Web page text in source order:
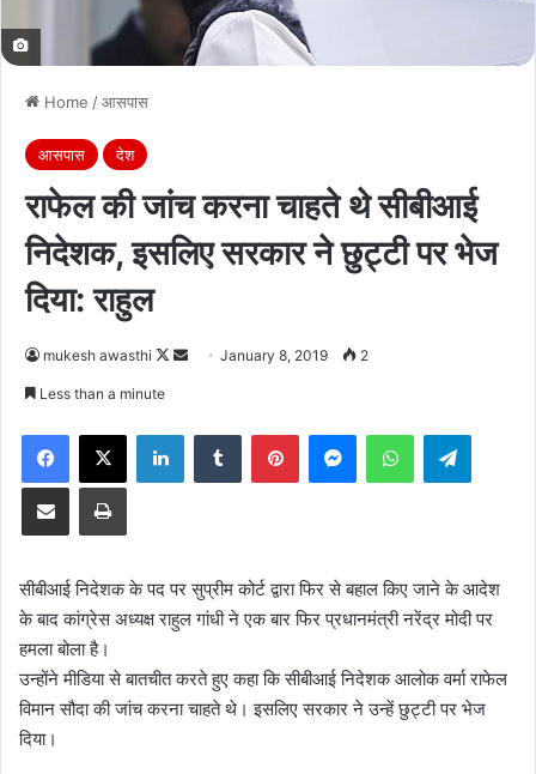
Home /आसपास
आसपास देश
राफेल की जांच करना चाहते थे सीबीआई
निदेशक, इसलिए सरकार ने छुट्टी पर भेज
दिया: राहुल
mukesh awasthi
Follow
Send January 8, 2019 2
Less than a minute
Facebook
X LinkedInTumblr PinterestMessengerWhatsApp
Share via Email Print
सीबीआई निदेशक के पद पर सुप्रीम कोर्ट द्वारा फिर से बहाल किए जाने के आदेश
के बाद कांग्रेस अध्यक्ष राहुल गांधी ने एक बार फिर प्रधानमंत्री नरेंद्र मोदी पर
हमला बोला है।
उन्होंने मीडिया से बातचीत करते हुए कहा कि सीबीआई निदेशक आलोक वर्मा राफेल
विमान सौदा की जांच करना चाहते थे। इसलिए सरकार ने उन्हें छुट्टी पर भेज
दिया।